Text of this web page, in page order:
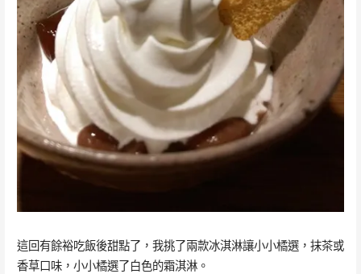
這回有餘裕吃飯後甜點了，我挑了兩款冰淇淋讓小小橘選，抹茶或
香草口味，小小橘選了白色的霜淇淋。